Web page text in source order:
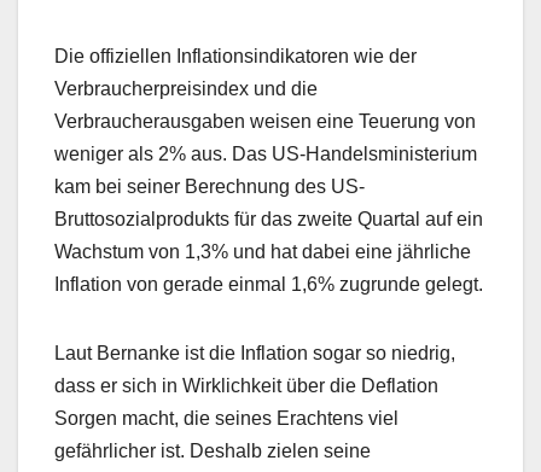
Die offiziellen Inflationsindikatoren wie der
Verbraucherpreisindex und die
Verbraucherausgaben weisen eine Teuerung von
weniger als 2% aus. Das US-Handelsministerium
kam bei seiner Berechnung des US-
Bruttosozialprodukts für das zweite Quartal auf ein
Wachstum von 1,3% und hat dabei eine jährliche
Inflation von gerade einmal 1,6% zugrunde gelegt.
Laut Bernanke ist die Inflation sogar so niedrig,
dass er sich in Wirklichkeit über die Deflation
Sorgen macht, die seines Erachtens viel
gefährlicher ist. Deshalb zielen seine